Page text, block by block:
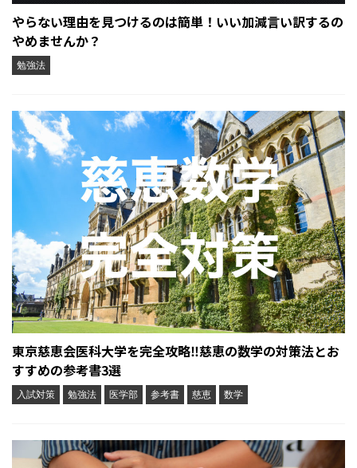
やらない理由を見つけるのは簡単！いい加減言い訳するの
やめませんか？
勉強法
東京慈恵会医科大学を完全攻略‼︎慈恵の数学の対策法とお
すすめの参考書3選
入試対策 勉強法 医学部 参考書 慈恵 数学